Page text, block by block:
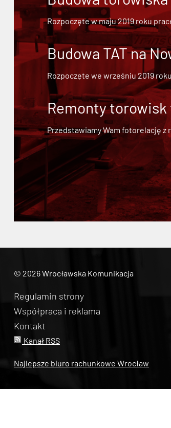
Rozpoczęte w maju 2019 roku
Budowa TAT na
Rozpoczęte we wrześniu 2019
Remonty torowisk
Przedstawiamy Wam fotorelację z
© 2026 Wrocławska Komunikacja
Regulamin strony
Współpraca i reklama
Kontakt
Kanał RSS
Najlepsze biuro rachunkowe Wrocław